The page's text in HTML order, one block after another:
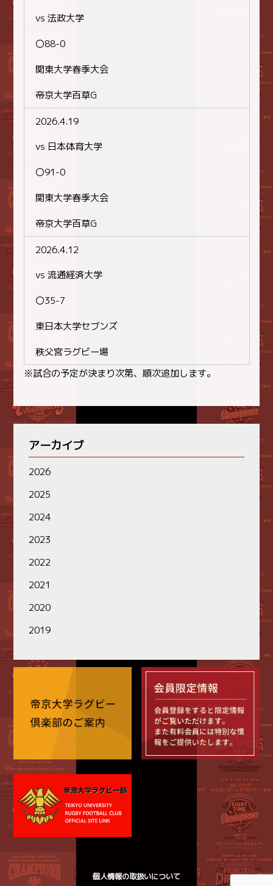
vs 法政大学
〇88-0
関東大学春季大会
帝京大学百草G
2026.4.19
vs 日本体育大学
〇91-0
関東大学春季大会
帝京大学百草G
2026.4.12
vs 流通経済大学
〇35-7
東日本大学セブンズ
秩父宮ラグビー場
※試合の予定が決まり次第、順次追加します。
アーカイブ
2026
2025
2024
2023
2022
2021
2020
2019
個人情報の取扱いについて